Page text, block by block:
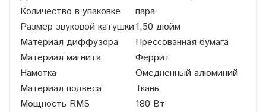
Количество в упаковке
пара
Размер звуковой катушки1,50 дюйм
Материал диффузора
Прессованная бумага
Материал магнита
Феррит
Намотка
Омедненный алюминий
Материал подвеса
Ткань
Мощность RMS
180 Вт